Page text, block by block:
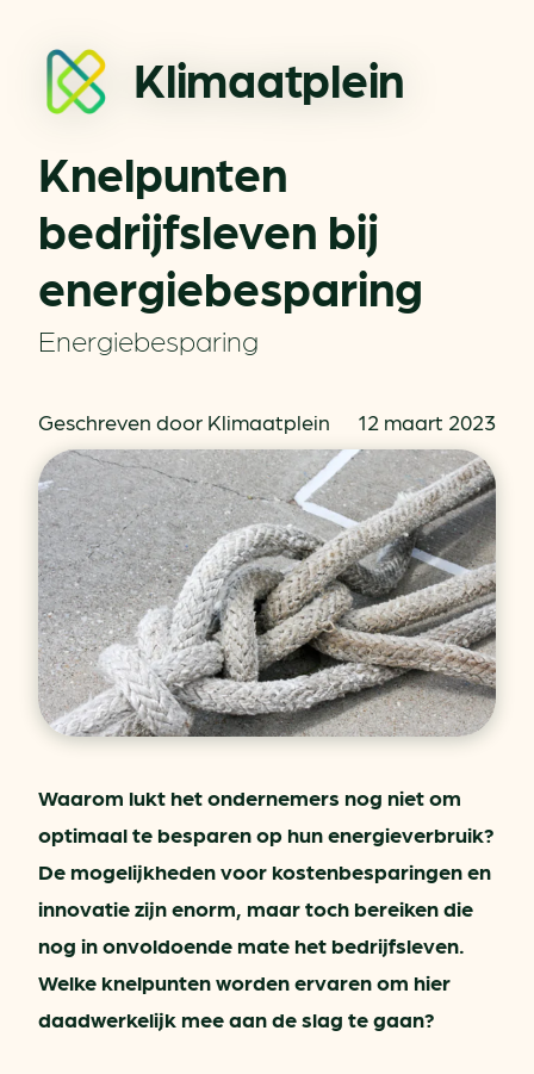
Klimaatplein
Knelpunten
bedrijfsleven bij
energiebesparing
Energiebesparing
Geschreven door Klimaatplein 12 maart 2023
Waarom lukt het ondernemers nog niet om
optimaal te besparen op hun energieverbruik?
De mogelijkheden voor kostenbesparingen en
innovatie zijn enorm, maar toch bereiken die
nog in onvoldoende mate het bedrijfsleven.
Welke knelpunten worden ervaren om hier
daadwerkelijk mee aan de slag te gaan?